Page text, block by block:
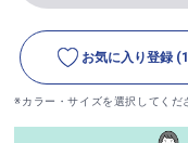
お気に入り登録
※カラー・サイズを選択してくだ